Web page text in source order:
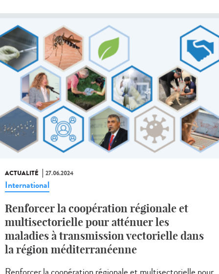
ACTUALITÉ 27.06.2024
International
Renforcer la coopération régionale et
multisectorielle pour atténuer les
maladies à transmission vectorielle dans
la région méditerranéenne